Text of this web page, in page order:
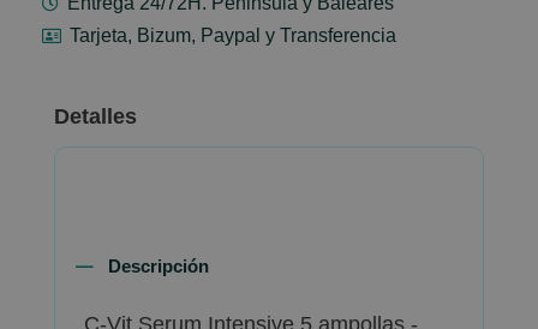
Tarjeta, Bizum, Paypal y Transferencia
Detalles
Descripción